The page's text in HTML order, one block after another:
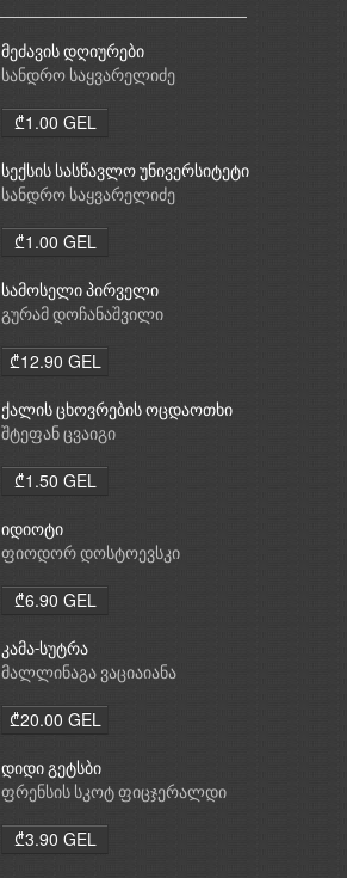
მეძავის დღიურები
სანდრო საყვარელიძე
₾1.00 GEL
სექსის სასწავლო უნივერსიტეტი
სანდრო საყვარელიძე
₾1.00 GEL
სამოსელი პირველი
გურამ დოჩანაშვილი
₾12.90 GEL
ქალის ცხოვრების ოცდაოთხი
საათი
შტეფან ცვაიგი
₾1.50 GEL
იდიოტი
ფიოდორ დოსტოევსკი
₾6.90 GEL
კამა-სუტრა
მალლინაგა ვაციაიანა
₾20.00 GEL
დიდი გეტსბი
ფრენსის სკოტ ფიცჯერალდი
₾3.90 GEL